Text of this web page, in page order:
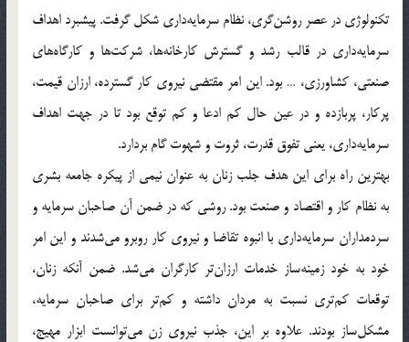
تکنولوژي در عصر روشن‌گري، نظام سرمايه‌داري شکل گرفت. پيشبرد اهداف
سرمايه‌داري در قالب رشد و گسترش کارخانه‌ها، شرکت‌ها و کارگاه‌هاي
صنعتي، کشاورزي، … بود. اين امر مقتضي نيروي کار گسترده، ارزان قيمت،
پرکار، پربازده و در عين حال کم ادعا و کم توقع بود تا در جهت اهداف
سرمايه‌داري، يعني تفوق قدرت، ثروت و شهوت گام بردارد.
بهترين راه براي اين هدف جلب زنان به عنوان نيمي از پيکره جامعه بشري
به نظام کار و اقتصاد و صنعت بود. روشي که در ضمن آن صاحبان سرمايه و
سردمداران سرمايه‌داري با انبوه تقاضا و نيروي کار روبرو مي‌شدند و اين امر
خود به خود زمينه‌ساز خدمات ارزان‌تر کارگران مي‌شد. ضمن آنکه زنان،
توقعات کم‌تري نسبت به مردان داشته و کم‌تر براي صاحبان سرمايه،
مشکل‌ساز بودند. علاوه بر اين، جذب نيروي زن مي‌توانست ابزار مهيج،